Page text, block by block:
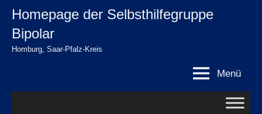
springen
Zum
springen
Homepage der Selbsthilfegruppe
Bipolar
Homburg, Saar-Pfalz-Kreis
Menü